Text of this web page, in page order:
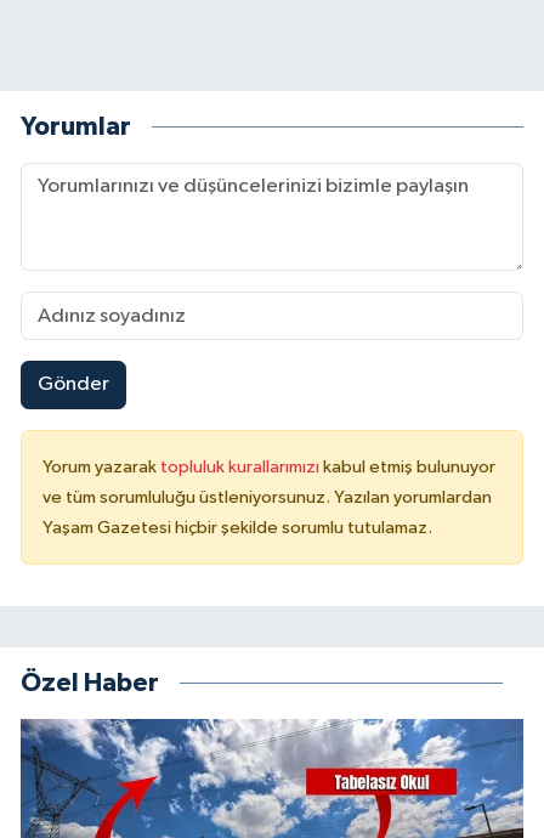
Yorumlar
Gönder
Yorum yazarak topluluk kurallarımızı kabul etmiş bulunuyor
ve tüm sorumluluğu üstleniyorsunuz. Yazılan yorumlardan
Yaşam Gazetesi hiçbir şekilde sorumlu tutulamaz.
Özel Haber